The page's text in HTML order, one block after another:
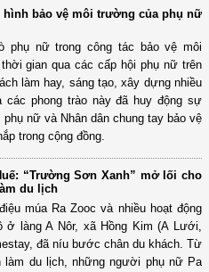
hình bảo vệ môi trường của phụ nữ
phụ nữ trong công tác bảo vệ môi
gian qua các cấp hội phụ nữ trên
làm hay, sáng tạo, xây dựng nhiều
phong trào này đã huy động sự
nữ và Nhân dân chung tay bảo vệ
trong cộng đồng.
“Trường Sơn Xanh” mở lối cho
du lịch
múa Ra Zooc và nhiều hoạt động
làng A Nôr, xã Hồng Kim (A Lưới,
đã níu bước chân du khách. Từ
du lịch, những người phụ nữ Pa